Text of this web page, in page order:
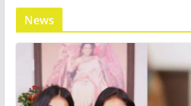
News